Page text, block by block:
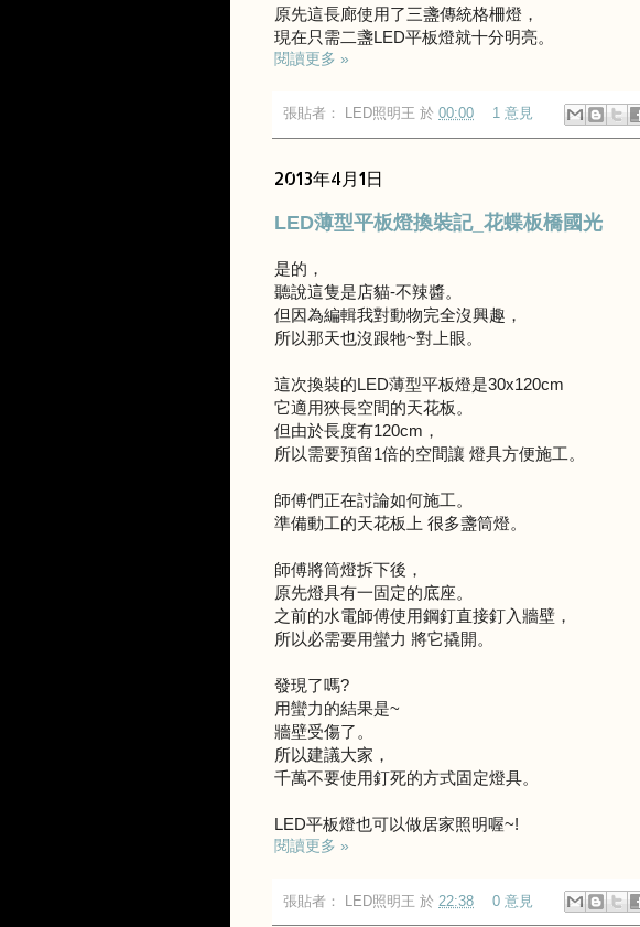
原先這長廊使用了三盞傳統格柵燈，
現在只需二盞LED平板燈就十分明亮。
閱讀更多 »
張貼者： LED照明王 於 00:00 1 意見
2013年4月1日
LED薄型平板燈換裝記_花蝶板橋國光
是的，
聽說這隻是店貓-不辣醬。
但因為編輯我對動物完全沒興趣，
所以那天也沒跟牠~對上眼。
這次換裝的LED薄型平板燈是30x120cm
它適用狹長空間的天花板。
但由於長度有120cm，
所以需要預留1倍的空間讓 燈具方便施工。
師傅們正在討論如何施工。
準備動工的天花板上 很多盞筒燈。
師傅將筒燈拆下後，
原先燈具有一固定的底座。
之前的水電師傅使用鋼釘直接釘入牆壁，
所以必需要用蠻力 將它撬開。
發現了嗎?
用蠻力的結果是~
牆壁受傷了。
所以建議大家，
千萬不要使用釘死的方式固定燈具。
LED平板燈也可以做居家照明喔~!
閱讀更多 »
張貼者： LED照明王 於 22:38 0 意見